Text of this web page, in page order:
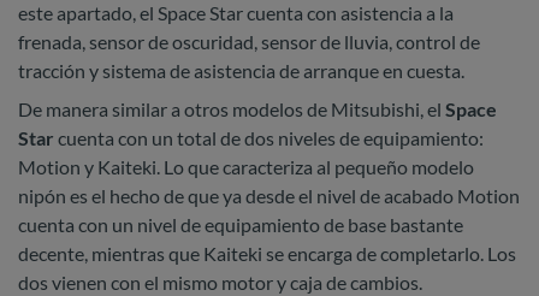
este apartado, el Space Star cuenta con asistencia a la
frenada, sensor de oscuridad, sensor de lluvia, control de
tracción y sistema de asistencia de arranque en cuesta.
De manera similar a otros modelos de Mitsubishi, el Space
Star cuenta con un total de dos niveles de equipamiento:
Motion y Kaiteki. Lo que caracteriza al pequeño modelo
nipón es el hecho de que ya desde el nivel de acabado Motion
cuenta con un nivel de equipamiento de base bastante
decente, mientras que Kaiteki se encarga de completarlo. Los
dos vienen con el mismo motor y caja de cambios.